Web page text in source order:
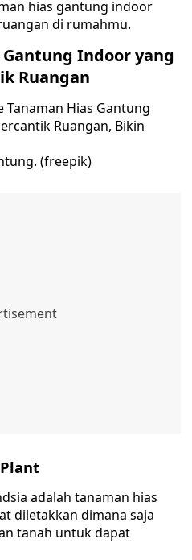
hias gantung indoor
di rumahmu.
Indoor yang
Ruangan
(freepik)
adalah tanaman hias
diletakkan dimana saja
tanah untuk dapat